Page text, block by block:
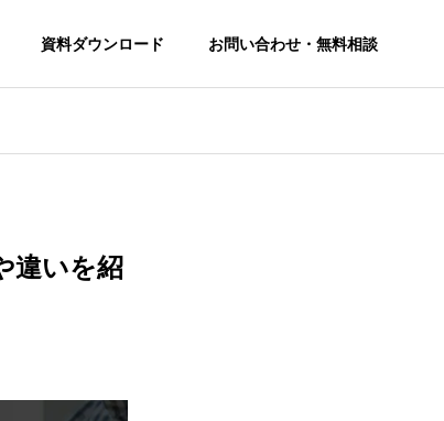
資料ダウンロード お問い合わせ・無料相談
違いを紹